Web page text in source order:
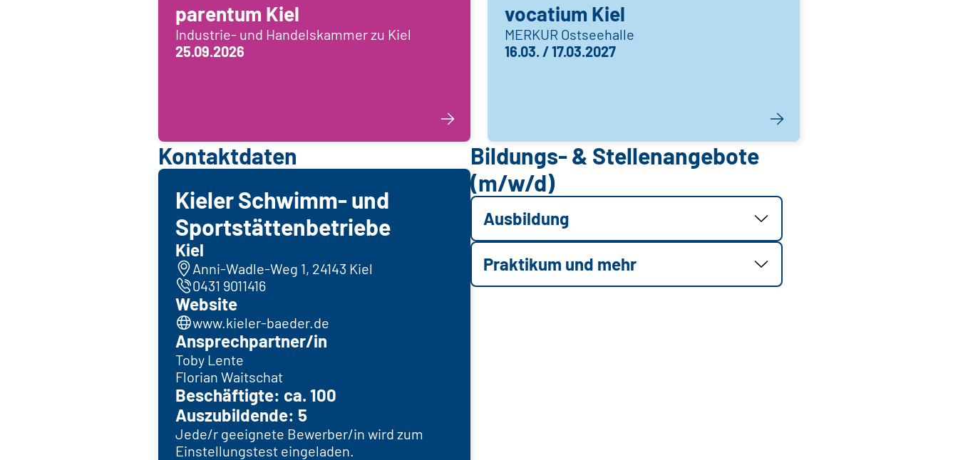
parentum Kiel
Industrie- und Handelskammer zu Kiel
25.09.2026
vocatium Kiel
MERKUR Ostseehalle
16.03. / 17.03.2027
Kontaktdaten
Kieler Schwimm- und
Sportstättenbetriebe
Kiel
Anni-Wadle-Weg 1, 24143 Kiel
0431 9011416
Website
www.kieler-baeder.de
Ansprechpartner/in
Toby Lente
Florian Waitschat
Beschäftigte: ca. 100
Auszubildende: 5
Jede/r geeignete Bewerber/in wird zum
Einstellungstest eingeladen.
Bildungs- & Stellenangebote
(m/w/d)
Ausbildung
Praktikum und mehr